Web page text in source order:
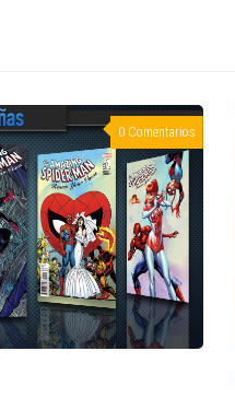
0 Comentarios